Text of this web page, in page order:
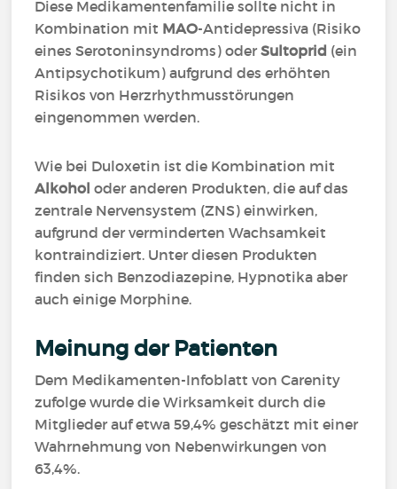
Diese Medikamentenfamilie sollte nicht in
Kombination mit MAO-Antidepressiva (Risiko
eines Serotoninsyndroms) oderSultoprid (ein
Antipsychotikum) aufgrund des erhöhten
Risikos von Herzrhythmusstörungen
eingenommen werden.
Wie bei Duloxetin ist die Kombination mit
Alkoholoder anderen Produkten, die auf das
zentrale Nervensystem (ZNS) einwirken,
aufgrund der verminderten Wachsamkeit
kontraindiziert. Unter diesen Produkten
finden sich Benzodiazepine, Hypnotika aber
auch einige Morphine.
Meinung der Patienten
Dem Medikamenten-Infoblatt von Carenity
zufolge wurde die Wirksamkeit durch die
Mitglieder auf etwa 59,4% geschätzt mit einer
Wahrnehmung von Nebenwirkungen von
63,4%.